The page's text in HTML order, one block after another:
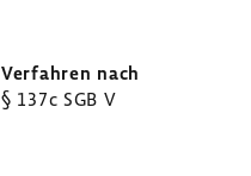
§ 137c SGB V